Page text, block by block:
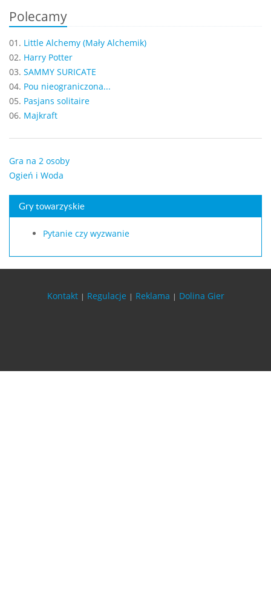
Polecamy
01. Little Alchemy (Mały Alchemik)
02. Harry Potter
03. SAMMY SURICATE
04. Pou nieograniczona...
05. Pasjans solitaire
06. Majkraft
Gra na 2 osoby
Ogień i Woda
Gry towarzyskie
Pytanie czy wyzwanie
Kontakt | Regulacje | Reklama | Dolina Gier